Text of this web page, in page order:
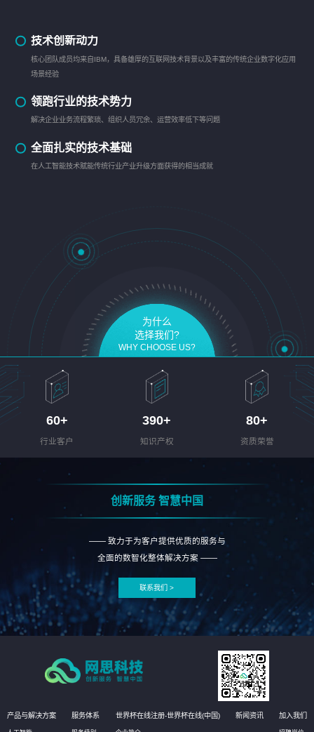
技术创新动力
核心团队成员均来自IBM，具备雄厚的互联网技术背景以及丰富的传统企业数字化应用
场景经验
领跑行业的技术势力
解决企业业务流程繁琐、组织人员冗余、运营效率低下等问题
全面扎实的技术基础
在人工智能技术赋能传统行业产业升级方面获得的相当成就
为什么
选择我们?
WHY CHOOSE US?
60+
行业客户
390+
知识产权
80+
资质荣誉
创新服务 智慧中国
—— 致力于为客户提供优质的服务与
全面的数智化整体解决方案 ——
联系我们 >
产品与解决方案 服务体系 世界杯在线注册-世界杯在线(中国) 新闻资讯 加入我们